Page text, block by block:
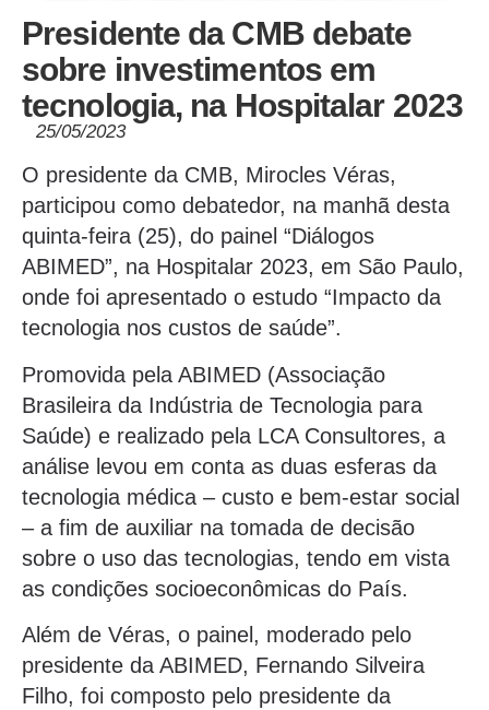
Presidente da CMB debate
sobre investimentos em
tecnologia, na Hospitalar 2023
25/05/2023
O presidente da CMB, Mirocles Véras,
participou como debatedor, na manhã desta
quinta-feira (25), do painel “Diálogos
ABIMED”, na Hospitalar 2023, em São Paulo,
onde foi apresentado o estudo “Impacto da
tecnologia nos custos de saúde”.
Promovida pela ABIMED (Associação
Brasileira da Indústria de Tecnologia para
Saúde) e realizado pela LCA Consultores, a
análise levou em conta as duas esferas da
tecnologia médica – custo e bem-estar social
– a fim de auxiliar na tomada de decisão
sobre o uso das tecnologias, tendo em vista
as condições socioeconômicas do País.
Além de Véras, o painel, moderado pelo
presidente da ABIMED, Fernando Silveira
Filho, foi composto pelo presidente da